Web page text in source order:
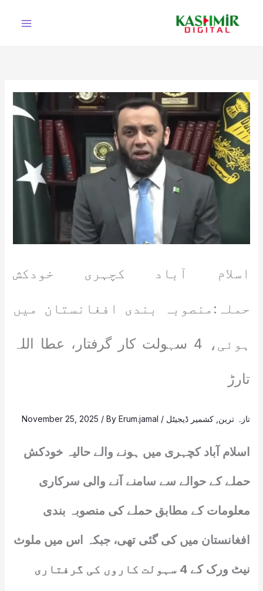
اسلام آباد کچہری خودکش
حملہ:منصوبہ بندی افغانستان میں
ہوئی، 4 سہولت کار گرفتار، عطا اللہ
تارڑ
تازہ ترین کشمیر ڈیجیٹل /
November 25, 2025 / ByErum.jamal
اسلام آباد کچہری میں ہونے والے حالیہ خودکش
حملے کے حوالے سے سامنے آنے والی سرکاری
معلومات کے مطابق حملے کی منصوبہ بندی
افغانستان میں کی گئی تھی، جبکہ اس میں ملوث
نیٹ ورک کے 4 سہولت کاروں کی گرفتاری